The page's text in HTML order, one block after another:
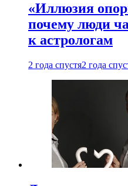
«Иллюзия
почему люди
к астрологам
2 года спустя2 года